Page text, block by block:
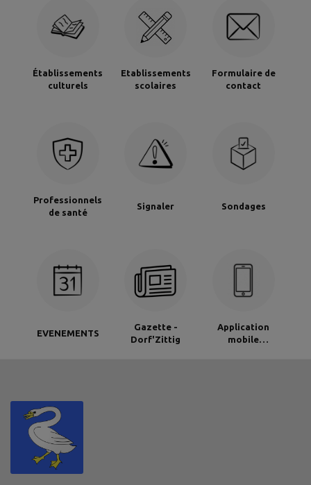
Établissements
culturels
Etablissements
scolaires
Formulaire de
contact
Professionnels
de santé
Signaler Sondages
EVENEMENTS
Gazette -
Dorf'Zittig
Application
mobile